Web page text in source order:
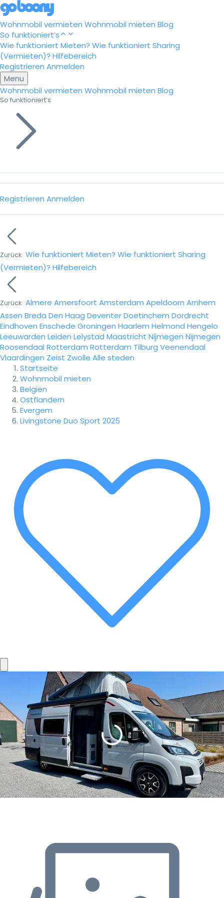
Wohnmobil vermieten Wohnmobil mieten Blog
So funktioniert’s
Wie funktioniert Mieten? Wie funktioniert Sharing
(Vermieten)? Hilfebereich
Registrieren Anmelden
Menu
Wohnmobil vermieten Wohnmobil mieten Blog
So funktioniert’s
Registrieren Anmelden
Zurück Wie funktioniert Mieten? Wie funktioniert Sharing
(Vermieten)? Hilfebereich
Zurück Almere Amersfoort Amsterdam Apeldoorn Arnhem
Assen Breda Den Haag DeventerDoetinchem Dordrecht
Eindhoven Enschede Groningen Haarlem Helmond Hengelo
Leeuwarden Leiden Lelystad Maastricht Nijmegen Nijmegen
Roosendaal Rotterdam Rotterdam Tilburg Veenendaal
Vlaardingen Zeist Zwolle Alle steden
Startseite
Wohnmobil mieten
Belgien
Ostflandern
Evergem
Livingstone Duo Sport 2025